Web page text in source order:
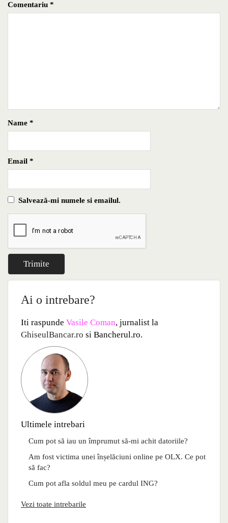
Comentariu *
Name *
Email *
Salvează-mi numele si emailul.
Ai o intrebare?
Iti raspunde Vasile Coman, jurnalist la
GhiseulBancar.ro si Bancherul.ro.
Ultimele intrebari
Cum pot să iau un împrumut să-mi achit datoriile?
Am fost victima unei înșelăciuni online pe OLX. Ce pot
să fac?
Cum pot afla soldul meu pe cardul ING?
Vezi toate intrebarile